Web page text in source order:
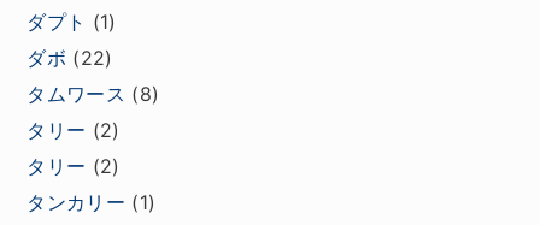
ダプト (1)
ダボ (22)
タムワース (8)
タリー (2)
タリー (2)
タンカリー (1)